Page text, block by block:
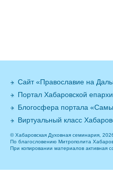
Сайт «Православие на
Портал Хабаровской
Блогосфера портала
Виртуальный класс
© Хабаровская Духовная семинария,
По благословению Митрополита
При копировании материалов активная